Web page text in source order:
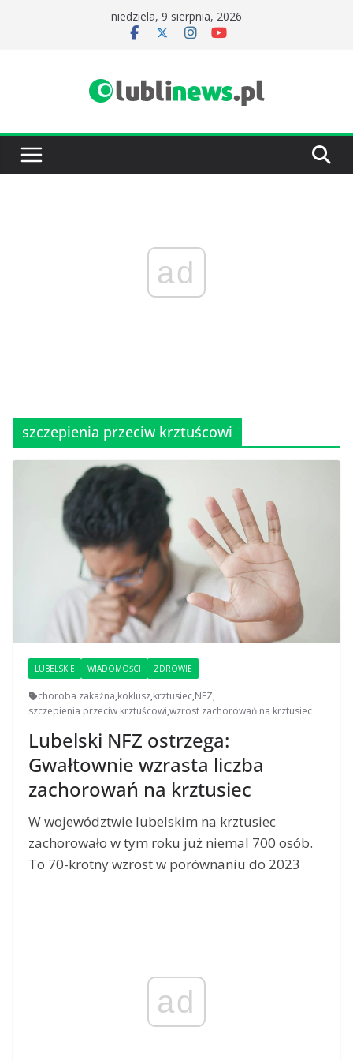
niedziela, 9 sierpnia, 2026
ad
szczepienia przeciw krztuścowi
LUBELSKIE WIADOMOŚCI ZDROWIE
choroba zakaźna,koklusz,krztusiec,NFZ,
szczepienia przeciw krztuścowi,wzrost zachorowań na krztusiec
Lubelski NFZ ostrzega:
Gwałtownie wzrasta liczba
zachorowań na krztusiec
W województwie lubelskim na krztusiec
zachorowało w tym roku już niemal 700 osób.
To 70-krotny wzrost w porównaniu do 2023
ad